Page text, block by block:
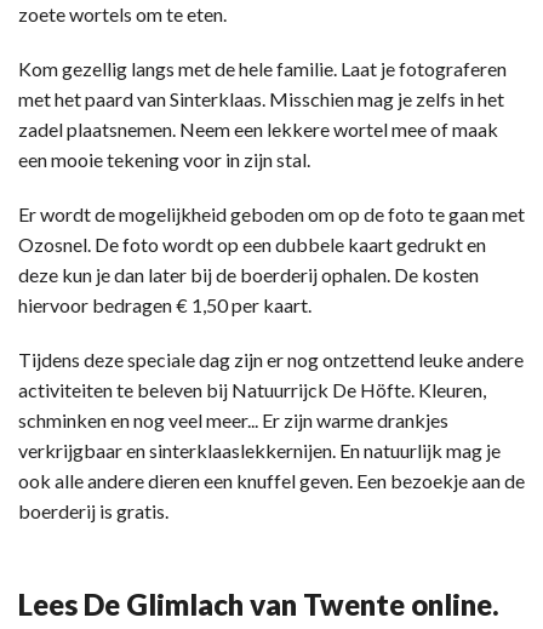
zoete wortels om te eten.
Kom gezellig langs met de hele familie. Laat je fotograferen
met het paard van Sinterklaas. Misschien mag je zelfs in het
zadel plaatsnemen. Neem een lekkere wortel mee of maak
een mooie tekening voor in zijn stal.
Er wordt de mogelijkheid geboden om op de foto te gaan met
Ozosnel. De foto wordt op een dubbele kaart gedrukt en
deze kun je dan later bij de boerderij ophalen. De kosten
hiervoor bedragen € 1,50 per kaart.
Tijdens deze speciale dag zijn er nog ontzettend leuke andere
activiteiten te beleven bij Natuurrijck De Höfte. Kleuren,
schminken en nog veel meer... Er zijn warme drankjes
verkrijgbaar en sinterklaaslekkernijen. En natuurlijk mag je
ook alle andere dieren een knuffel geven. Een bezoekje aan de
boerderij is gratis.
Lees De Glimlach van Twente online.